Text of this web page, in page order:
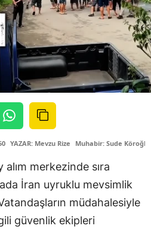
YAZAR: Mevzu Rize Muhabir: Sude Köroğlu
merkezinde sıra
İran uyruklu mevsimlik
müdahalesiyle
güvenlik ekipleri